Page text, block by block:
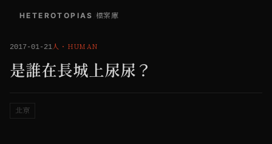
HETEROTOPIAS 檔案庫
2017-01-21人 ・ HUMAN
是誰在長城上尿尿？
北京